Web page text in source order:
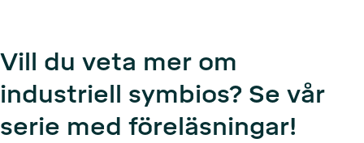
Vill du veta mer om
industriell symbios? Se vår
serie med föreläsningar!